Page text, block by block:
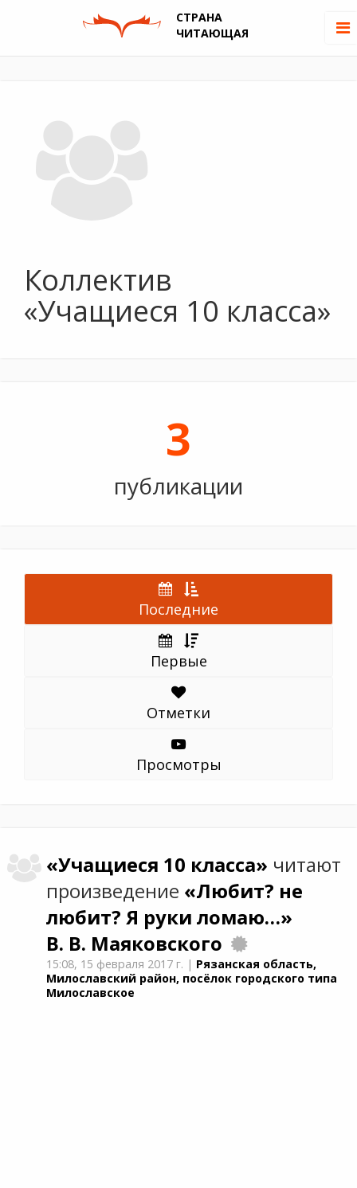
СТРАНА
ЧИТАЮЩАЯ
Коллектив
«Учащиеся 10 класса»
3
публикации
Последние
Первые
Отметки
Просмотры
«Учащиеся 10 класса» читают
произведение «Любит? не
любит? Я руки ломаю…»
В. В. Маяковского
15:08, 15 февраля 2017 г. | Рязанская область,
Милославский район, посёлок городского типа
Милославское